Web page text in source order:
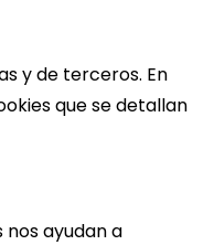
y de terceros. En
que se detallan
nos ayudan a